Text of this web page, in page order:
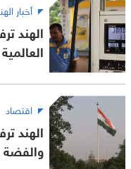
أخبار
الهند
العالمية
اقتصاد
الهند
والفضة